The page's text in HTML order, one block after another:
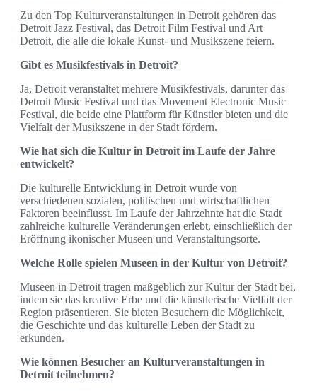
Zu den Top Kulturveranstaltungen in Detroit gehören das
Detroit Jazz Festival, das Detroit Film Festival und Art
Detroit, die alle die lokale Kunst- und Musikszene feiern.
Gibt es Musikfestivals in Detroit?
Ja, Detroit veranstaltet mehrere Musikfestivals, darunter das
Detroit Music Festival und das Movement Electronic Music
Festival, die beide eine Plattform für Künstler bieten und die
Vielfalt der Musikszene in der Stadt fördern.
Wie hat sich die Kultur in Detroit im Laufe der Jahre
entwickelt?
Die kulturelle Entwicklung in Detroit wurde von
verschiedenen sozialen, politischen und wirtschaftlichen
Faktoren beeinflusst. Im Laufe der Jahrzehnte hat die Stadt
zahlreiche kulturelle Veränderungen erlebt, einschließlich der
Eröffnung ikonischer Museen und Veranstaltungsorte.
Welche Rolle spielen Museen in der Kultur von Detroit?
Museen in Detroit tragen maßgeblich zur Kultur der Stadt bei,
indem sie das kreative Erbe und die künstlerische Vielfalt der
Region präsentieren. Sie bieten Besuchern die Möglichkeit,
die Geschichte und das kulturelle Leben der Stadt zu
erkunden.
Wie können Besucher an Kulturveranstaltungen in
Detroit teilnehmen?